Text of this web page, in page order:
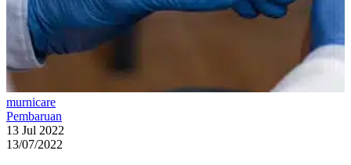
murnicare
Pembaruan
13 Jul 2022
13/07/2022